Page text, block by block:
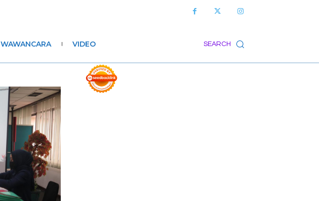
SEARCH
WAWANCARA VIDEO